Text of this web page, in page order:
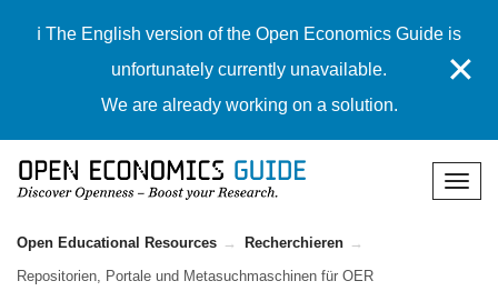
ℹ️ The English version of the Open Economics Guide is
unfortunately currently unavailable.
We are already working on a solution.
✕
Open Educational Resources
Recherchieren
Repositorien, Portale und Metasuchmaschinen für OER